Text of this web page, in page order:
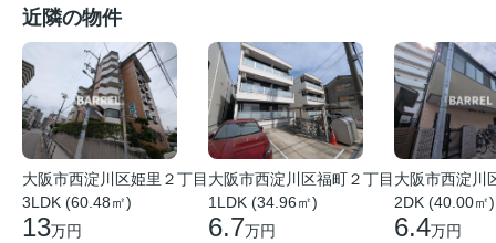
近隣の物件
大阪市西淀川区姫里２丁目
3LDK (60.48㎡)
13万円
大阪市西淀川区福町２丁目
1LDK (34.96㎡)
6.7万円
大阪市西淀川
2DK (40.00㎡)
6.4万円